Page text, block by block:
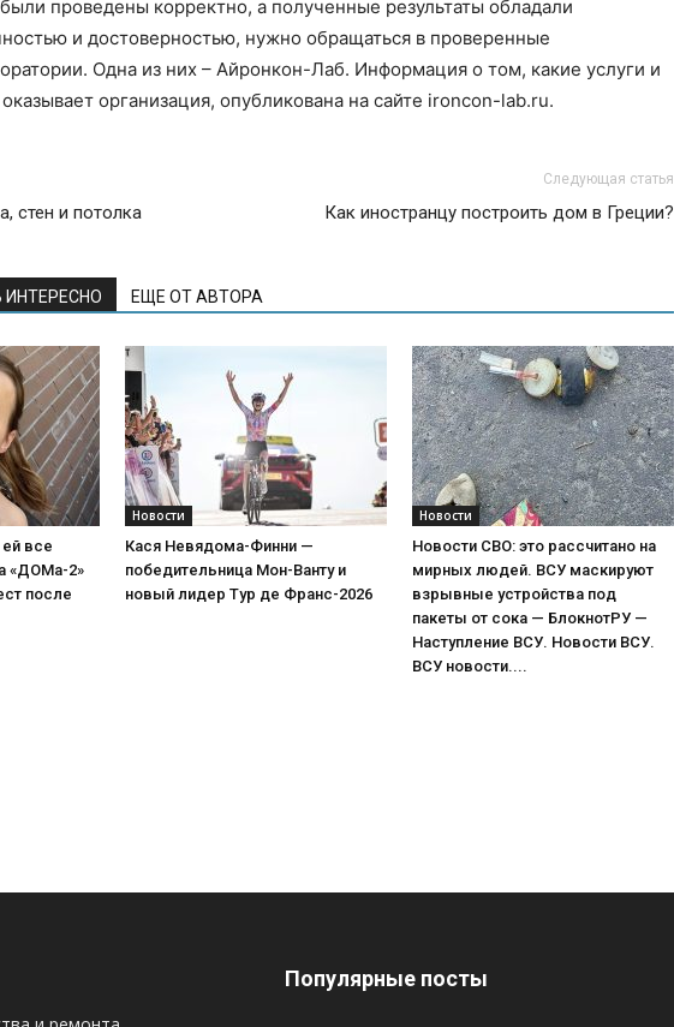
проведены корректно, а полученные результаты обладали
и достоверностью, нужно обращаться в проверенные
Одна из них – Айронкон-Лаб. Информация о том, какие услуги и
организация, опубликована на сайте ironcon-lab.ru.
стен и потолка
Следующая статья
Как иностранцу построить дом в Греции?
ЕЩЕ ОТ АВТОРА
ей все
«ДОМа-2»
после
Новости
Кася Невядома-Финни —
победительница Мон-Ванту и
новый лидер Тур де Франс-2026
Новости
Новости СВО: это рассчитано на
мирных людей. ВСУ маскируют
взрывные устройства под
пакеты от сока — БлокнотРУ —
Наступление ВСУ. Новости ВСУ.
ВСУ новости....
Популярные посты